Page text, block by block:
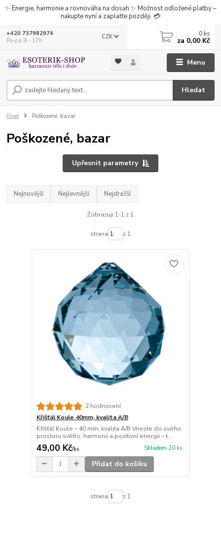
✨ Energie, harmonie a rovnováha na dosah ✨ Možnost odložené platby –
nakupte nyní a zaplaťte později. 💳
Menu
CZK
Hledat
+420 737982974
Po-pá 9 - 17h
0 ks
za 0,00 Kč
Úvod Poškozené, bazar
Poškozené, bazar
Upřesnit parametry
Nejnovější Nejlevnější Nejdražší
Zobrazuji 1-1 z 1
strana z 1
2 hodnocení
Křišťál Koule 40mm, kvalita A/B
Křišťál Koule – 40 mm, kvalita A/B Vneste do svého
prostoru světlo, harmonii a pozitivní energii – t...
49,00 Kč/ks Skladem 20 ks
Přidat do košíku
strana z 1